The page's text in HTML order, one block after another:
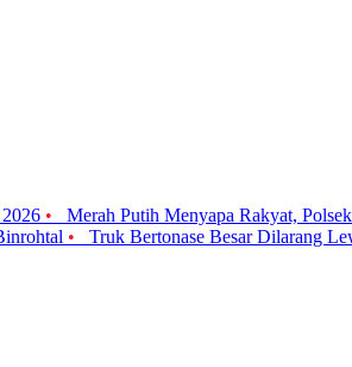
• Merah Putih Menyapa Rakyat,
• Truk Bertonase Besar Dilarang